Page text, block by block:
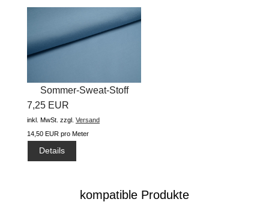
Sommer-Sweat-Stoff
7,25 EUR
inkl. MwSt. zzgl. Versand
14,50 EUR pro Meter
Details
kompatible Produkte